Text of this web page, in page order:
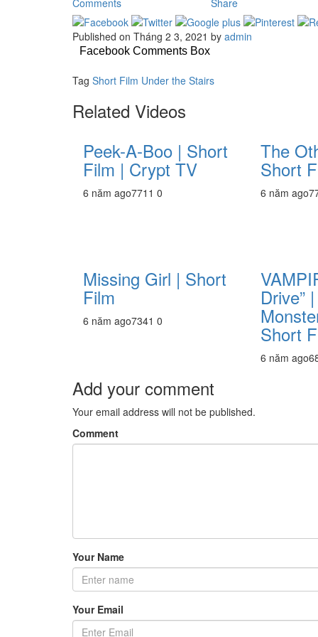
Published on Tháng 2 3, 2021 by admin
Facebook Comments Box
Tag Short Film Under the Stairs
Related Videos
Peek-A-Boo | Short
Film | Crypt TV
6 năm ago771 1 0
The
Short
6 năm ago
Missing Girl | Short
Film
6 năm ago7341 0
Drive”
Short
6 năm ago
Add your comment
Your email address will not be published.
Comment
Your Name
Your Email